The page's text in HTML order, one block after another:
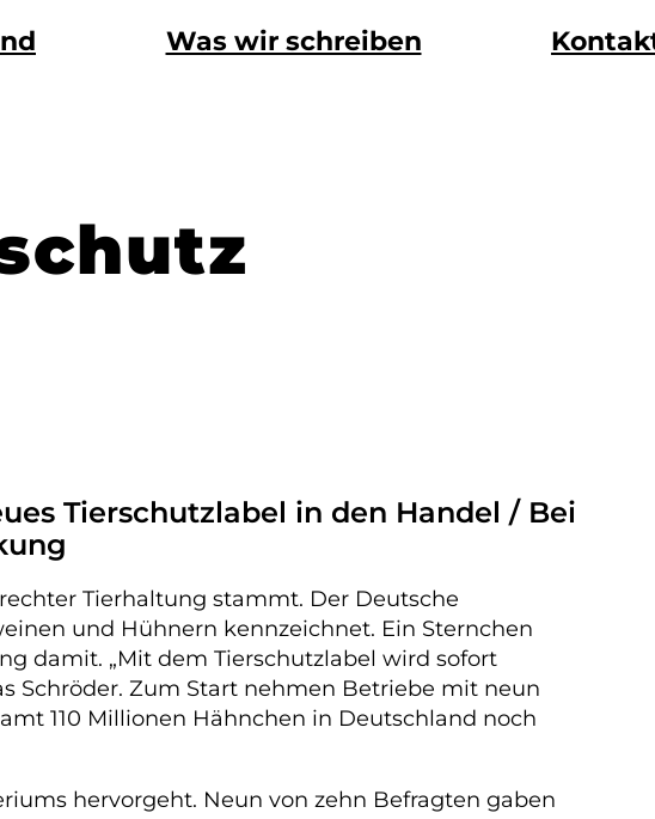
Was wir schreiben
Tierschutzlabel in den Handel / Bei
Tierhaltung stammt. Der Deutsche
und Hühnern kennzeichnet. Ein Sternchen
damit. „Mit dem Tierschutzlabel wird sofort
Schröder. Zum Start nehmen Betriebe mit neun
110 Millionen Hähnchen in Deutschland noch
hervorgeht. Neun von zehn Befragten gaben